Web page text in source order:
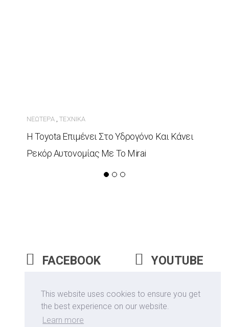
This website uses cookies to ensure you get
the best experience on our website.
Learn more
ΝΕΏΤΕΡΑ,ΤΕΧΝΙΚΆ
Η Toyota Επιμένει Στο Υδρογόνο Και Κάνει
Ρεκόρ Αυτονομίας Με Το Mirai
FACEBOOK
YOUTUBE
INSTAGRAM